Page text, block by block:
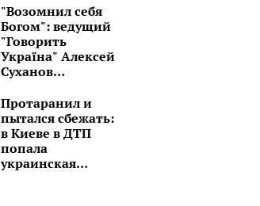
малолеток
"Возомнил себя
Богом": ведущий
"Говорить
Україна" Алексей
Суханов
пастыря
Протаранил и
пытался сбежать:
в Киеве в ДТП
попала
украинская